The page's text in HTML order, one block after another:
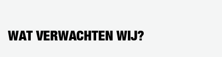
WAT VERWACHTEN WIJ?